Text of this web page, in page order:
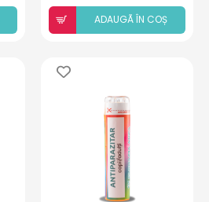
ADAUGÃ ÎN COȘ